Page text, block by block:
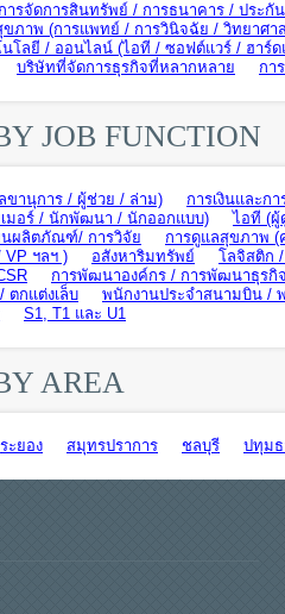
ารจัดการสินทรัพย์ / การธนาคาร / ประ
ภาพ (การแพทย์ / การวินิจฉัย / วิทยาศา
โลยี / ออนไลน์ (ไอที / ซอฟต์แวร์ / ฮาร์ด
บริษัทที่จัดการธุรกิจที่หลากหลาย กา
JOB FUNCTION
ขานุการ / ผู้ช่วย / ล่าม) การเงินและก
เมอร์ / นักพัฒนา / นักออกแบบ)
ไอที (ผู้
นผลิตภัณฑ์/ การวิจัย
การดูแลสุขภาพ
VP ฯลฯ )
อสังหาริมทรัพย์ โลจิสติก
การพัฒนาองค์กร / การพัฒนาธุรกิจ
ตกแต่งเล็บ
พนักงานประจำสนามบิน /
S1, T1 และ U1
AREA
ระยอง สมุทรปราการ ชลบุรี ปทุม